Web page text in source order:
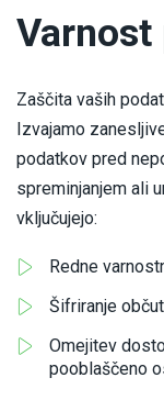
Varnost
Zaščita vaših
Izvajamo
podatkov pred
spreminjanjem ali
vključujejo:
Redne
Šifriranje
Omejitev
pooblaščeno